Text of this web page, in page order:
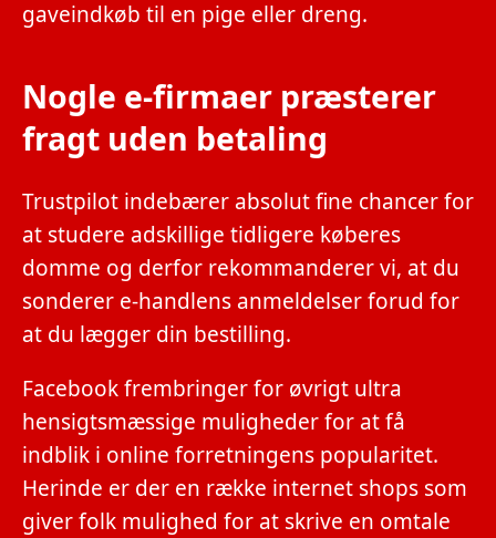
gaveindkøb til en pige eller dreng.
Nogle e-firmaer præsterer
fragt uden betaling
Trustpilot indebærer absolut fine chancer for
at studere adskillige tidligere køberes
domme og derfor rekommanderer vi, at du
sonderer e-handlens anmeldelser forud for
at du lægger din bestilling.
Facebook frembringer for øvrigt ultra
hensigtsmæssige muligheder for at få
indblik i online forretningens popularitet.
Herinde er der en række internet shops som
giver folk mulighed for at skrive en omtale